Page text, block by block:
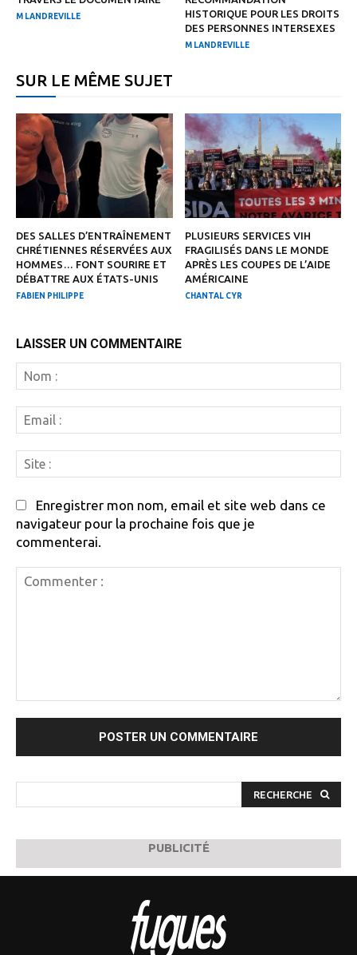
M LANDREVILLE
HISTORIQUE POUR LES DROITS
DES PERSONNES INTERSEXES
M LANDREVILLE
SUR LE MÊME SUJET
DES SALLES D’ENTRAÎNEMENT
CHRÉTIENNES RÉSERVÉES AUX
HOMMES… FONT SOURIRE ET
DÉBATTRE AUX ÉTATS-UNIS
FABIEN PHILIPPE
PLUSIEURS SERVICES VIH
FRAGILISÉS DANS LE MONDE
APRÈS LES COUPES DE L’AIDE
AMÉRICAINE
CHANTAL CYR
LAISSER UN COMMENTAIRE
:
:
:
Enregistrer mon nom, email et site web dans ce
navigateur pour la prochaine fois que je
commenterai.
RECHERCHE
PUBLICITÉ